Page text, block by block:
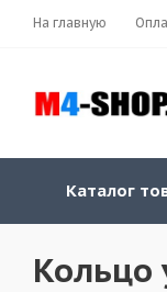
На главную
Каталог
Кольцо